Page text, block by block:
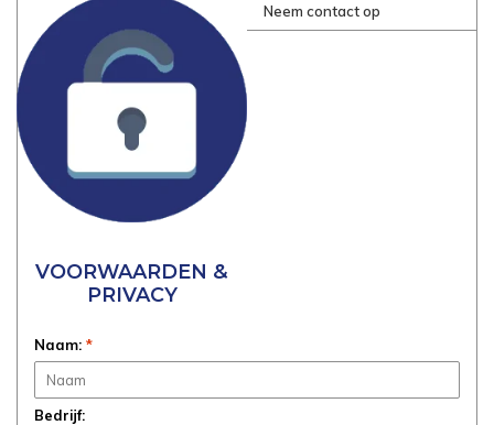
VOORWAARDEN &
PRIVACY
Neem contact op
Naam: *
Bedrijf: